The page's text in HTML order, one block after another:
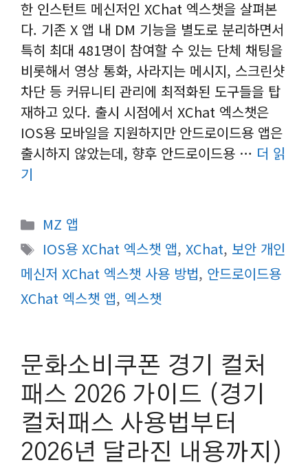
한 인스턴트 메신저인 XChat 엑스챗을 살펴본
다. 기존 X 앱 내 DM 기능을 별도로 분리하면서
특히 최대 481명이 참여할 수 있는 단체 채팅을
비롯해서 영상 통화, 사라지는 메시지, 스크린샷
차단 등 커뮤니티 관리에 최적화된 도구들을 탑
재하고 있다. 출시 시점에서 XChat 엑스챗은
IOS용 모바일을 지원하지만 안드로이드용 앱은
출시하지 않았는데, 향후 안드로이드용 … 더 읽
기
카
테
고
리
MZ 앱
태
그
IOS용 XChat 엑스챗 앱, XChat, 보안 개인
메신저 XChat 엑스챗 사용 방법, 안드로이드용
XChat 엑스챗 앱, 엑스챗
문화소비쿠폰 경기 컬처
패스 2026 가이드 (경기
컬처패스 사용법부터
2026년 달라진 내용까지)